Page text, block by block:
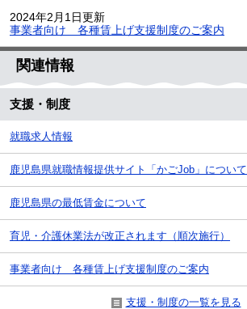
2024年2月1日更新
事業者向け 各種賃上げ支援制度のご案内
関連情報
支援・制度
就職求人情報
鹿児島県就職情報提供サイト「かごJob」について
鹿児島県の最低賃金について
育児・介護休業法が改正されます（順次施行）
事業者向け 各種賃上げ支援制度のご案内
支援・制度の一覧を見る